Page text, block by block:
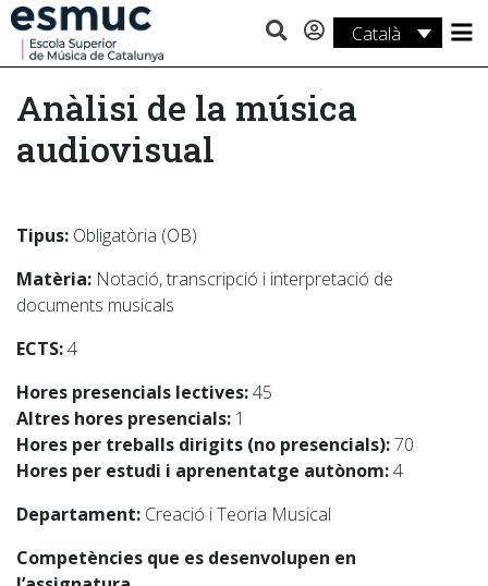
Català
Estudis
Recerca
Serveis
Anàlisi de la música
audiovisual
Tipus: Obligatòria (OB)
Matèria: Notació, transcripció i interpretació de
documents musicals
ECTS:4
Hores presencials lectives:45
Altres hores presencials: 1
Hores per treballs dirigits (no presencials):70
Hores per estudi i aprenentatge autònom:4
Departament: Creació i Teoria Musical
Competències que es desenvolupen en